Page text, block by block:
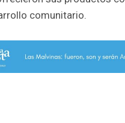
comunitario.